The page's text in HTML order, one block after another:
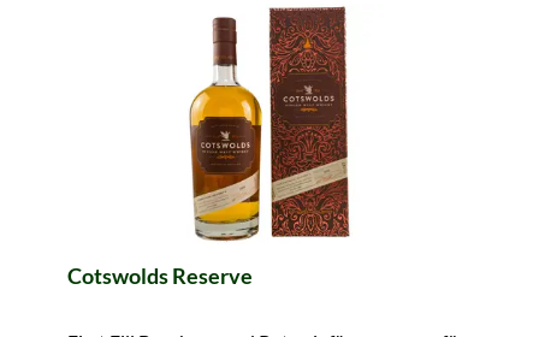
Cotswolds Reserve